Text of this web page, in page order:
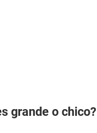
grande o chico?